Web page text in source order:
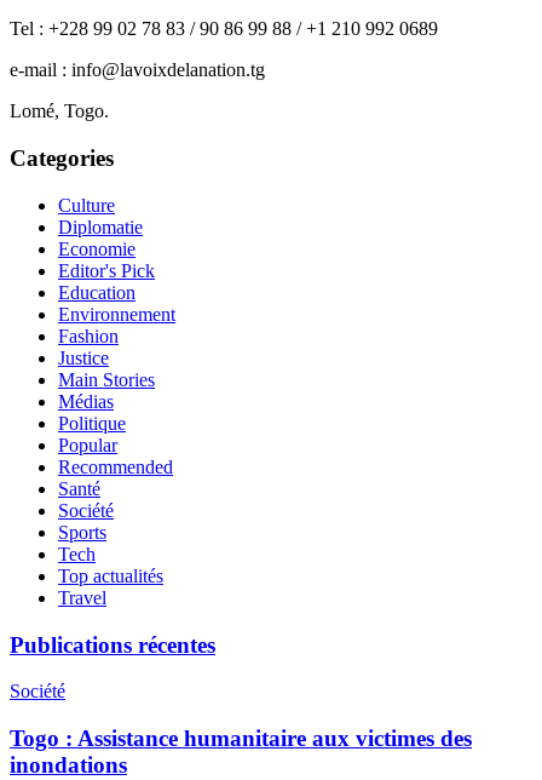
Tel : +228 99 02 78 83 / 90 86 99 88 / +1 210 992 0689
e-mail : info@lavoixdelanation.tg
Lomé, Togo.
Categories
Culture
Diplomatie
Economie
Editor's Pick
Education
Environnement
Fashion
Justice
Main Stories
Médias
Politique
Popular
Recommended
Santé
Société
Sports
Tech
Top actualités
Travel
Publications récentes
Société
Togo : Assistance humanitaire aux victimes des
inondations